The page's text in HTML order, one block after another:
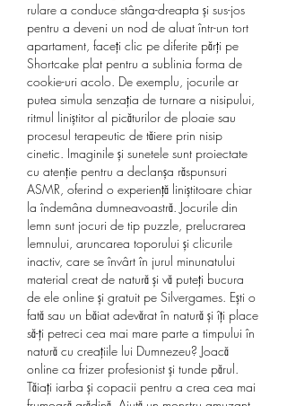
rulare a conduce stânga-dreapta și sus-jos
pentru a deveni un nod de aluat într-un tort
apartament, faceți clic pe diferite părți pe
Shortcake plat pentru a sublinia forma de
cookie-uri acolo. De exemplu, jocurile ar
putea simula senzația de turnare a nisipului,
ritmul liniștitor al picăturilor de ploaie sau
procesul terapeutic de tăiere prin nisip
cinetic. Imaginile și sunetele sunt proiectate
cu atenție pentru a declanșa răspunsuri
ASMR, oferind o experiență liniștitoare chiar
la îndemâna dumneavoastră. Jocurile din
lemn sunt jocuri de tip puzzle, prelucrarea
lemnului, aruncarea toporului și clicurile
inactiv, care se învârt în jurul minunatului
material creat de natură și vă puteți bucura
de ele online și gratuit pe Silvergames. Ești o
fată sau un băiat adevărat în natură și îți place
să-ți petreci cea mai mare parte a timpului în
natură cu creațiile lui Dumnezeu? Joacă
online ca frizer profesionist și tunde părul.
Tăiați iarba și copacii pentru a crea cea mai